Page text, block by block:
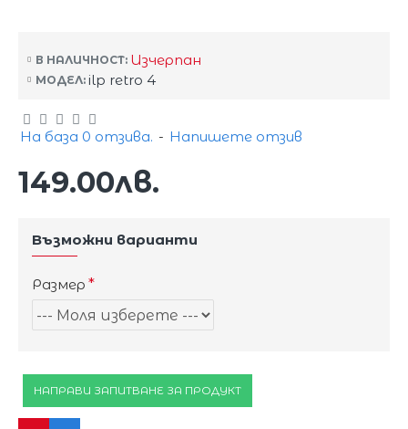
В НАЛИЧНОСТ: Изчерпан
МОДЕЛ: ilp retro 4
На база 0 отзива. - Напишете отзив
149.00лв.
Възможни варианти
Размер
НАПРАВИ ЗАПИТВАНЕ ЗА ПРОДУКТ